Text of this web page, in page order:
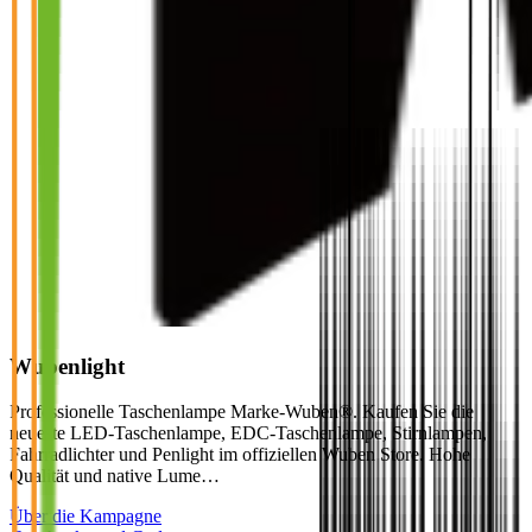
Wubenlight
Professionelle Taschenlampe Marke-Wuben®. Kaufen Sie die
neueste LED-Taschenlampe, EDC-Taschenlampe, Stirnlampen,
Fahrradlichter und Penlight im offiziellen Wuben Store. Hohe
Qualität und native Lume…
Über die Kampagne